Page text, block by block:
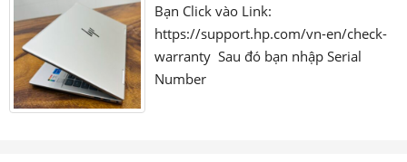
Bạn Click vào Link:
https://support.hp.com/vn-en/check-
warranty Sau đó bạn nhập Serial
Number